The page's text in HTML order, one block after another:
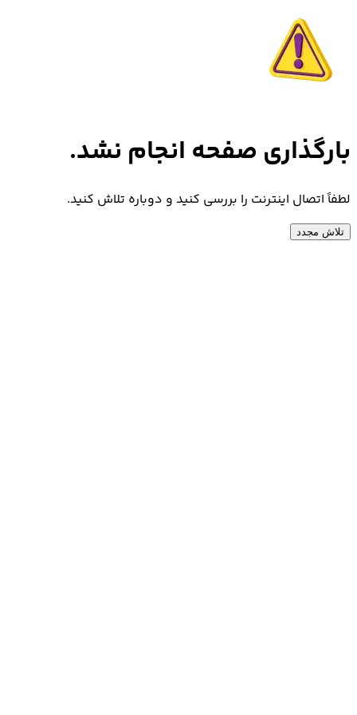
بارگذاری صفحه انجام نشد.
لطفاً اتصال اینترنت را بررسی کنید و دوباره تلاش کنید.
تلاش مجدد